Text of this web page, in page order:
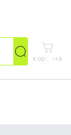
корзина